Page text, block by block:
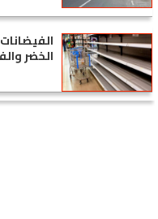
الخضر